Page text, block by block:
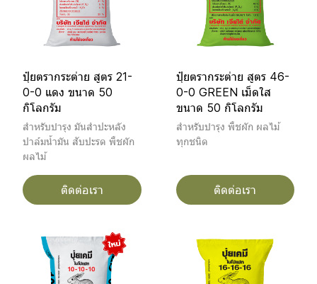
ปุ๋ยตรากระต่าย สูตร 21-
0-0 แดง ขนาด 50
กิโลกรัม
สำหรับบำรุง มันสำปะหลัง
ปาล์มน้ำมัน สับปะรด พืชผัก
ผลไม้
ติดต่อเรา
ปุ๋ยตรากระต่าย สูตร 46-
0-0 GREEN เม็ดใส
ขนาด 50 กิโลกรัม
สำหรับบำรุง พืชผัก ผลไม้
ทุกชนิด
ติดต่อเรา